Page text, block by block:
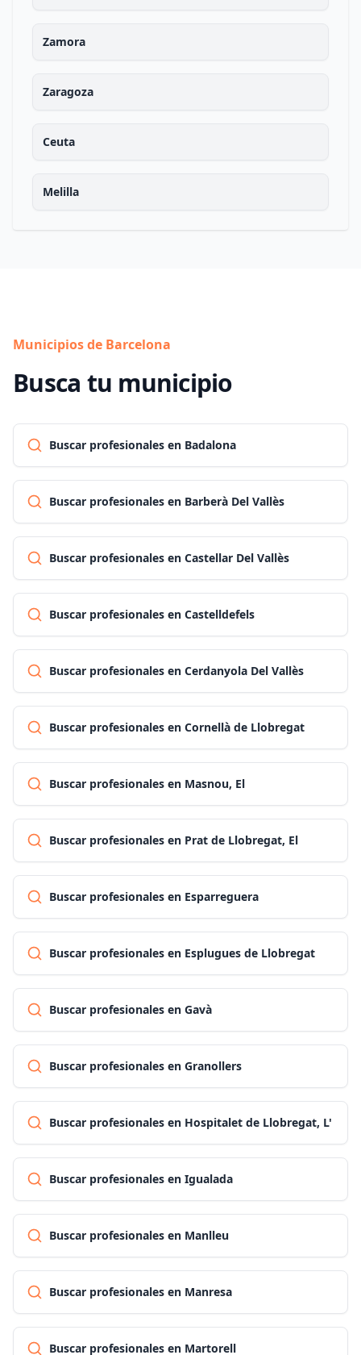
Zamora
Zaragoza
Ceuta
Melilla
Municipios de Barcelona
Busca tu municipio
Buscar profesionales en Badalona
Buscar profesionales en Barberà Del Vallès
Buscar profesionales en Castellar Del Vallès
Buscar profesionales en Castelldefels
Buscar profesionales en Cerdanyola Del Vallès
Buscar profesionales en Cornellà de Llobregat
Buscar profesionales en Masnou, El
Buscar profesionales en Prat de Llobregat, El
Buscar profesionales en Esparreguera
Buscar profesionales en Esplugues de Llobregat
Buscar profesionales en Gavà
Buscar profesionales en Granollers
Buscar profesionales en Hospitalet de Llobregat, L'
Buscar profesionales en Igualada
Buscar profesionales en Manlleu
Buscar profesionales en Manresa
Buscar profesionales en Martorell